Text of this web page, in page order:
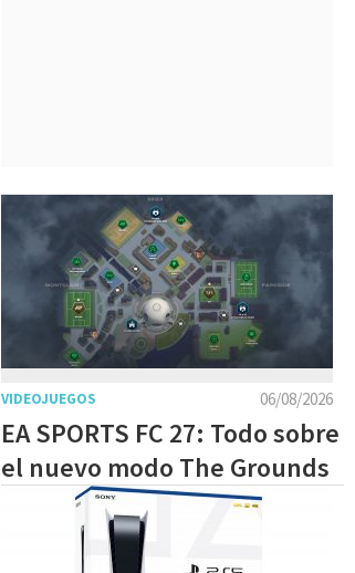
06/08/2026
VIDEOJUEGOS
EA SPORTS FC 27: Todo sobre
el nuevo modo The Grounds